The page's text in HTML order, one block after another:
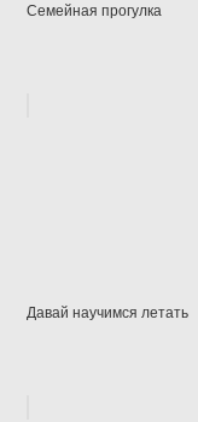
Семейная прогулка
Давай научимся летать